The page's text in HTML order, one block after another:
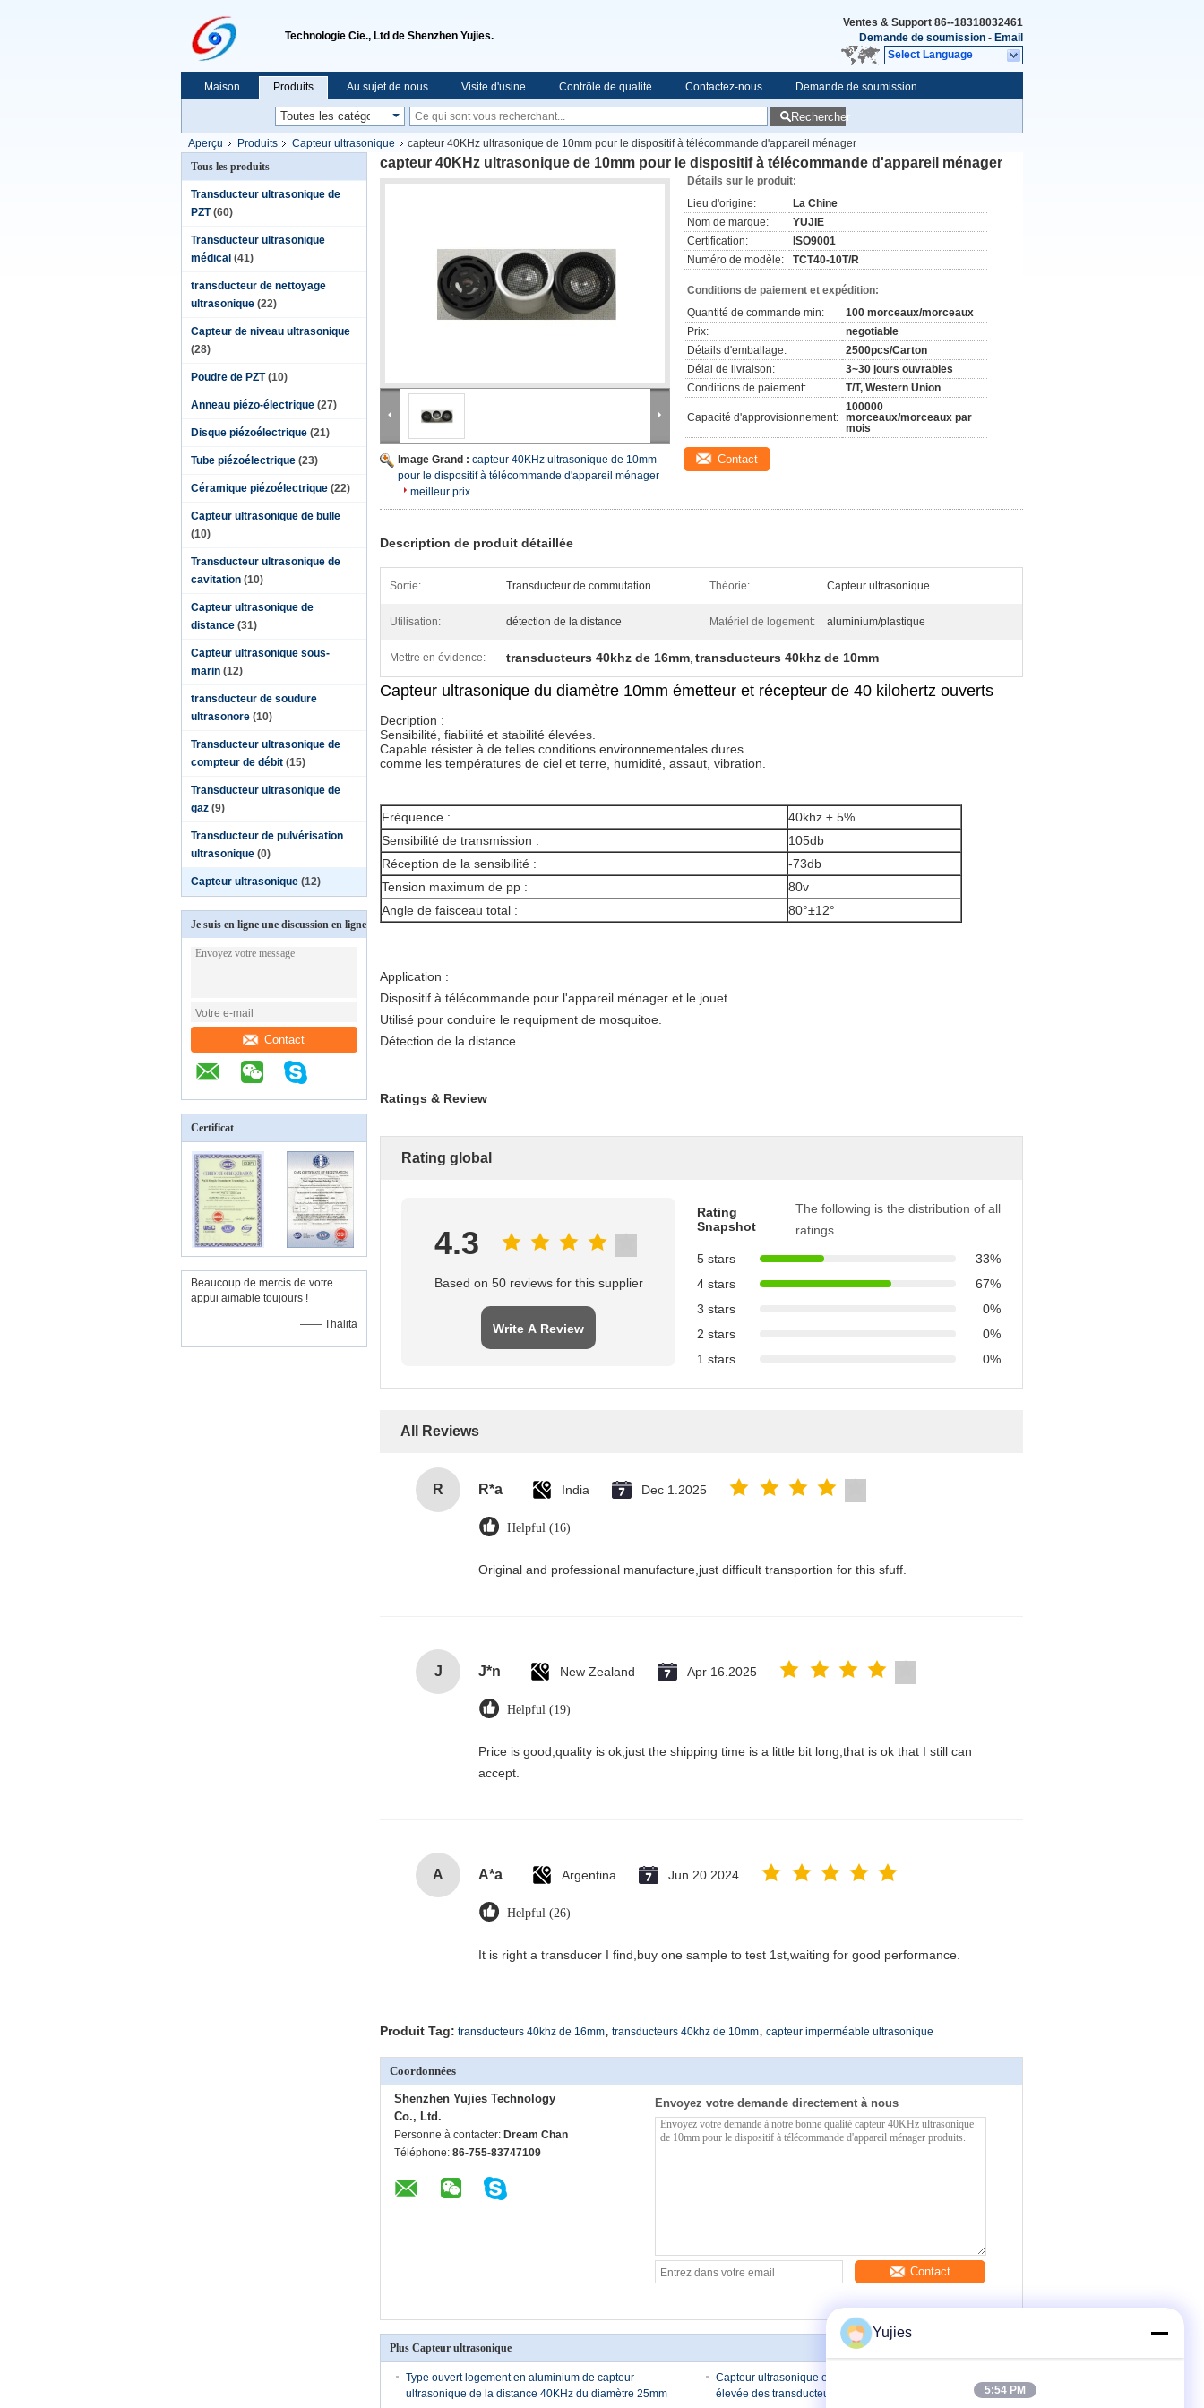
Technologie Cie., Ltd de Shenzhen Yujies.
Ventes & Support 86--18318032461
Demande de soumission - Email
Select Language
Maison Produits Au sujet de nous Visite d'usine Contrôle de qualité Contactez-nous Demande de soumission
Rechercher
Aperçu Produits Capteur ultrasonique
capteur 40KHz ultrasonique de 10mm pour le dispositif à télécommande d'appareil ménager
Tous les produits
Transducteur ultrasonique de
PZT (60)
Transducteur ultrasonique
médical (41)
transducteur de nettoyage
ultrasonique (22)
Capteur de niveau ultrasonique
(28)
Poudre de PZT (10)
Anneau piézo-électrique (27)
Disque piézoélectrique (21)
Tube piézoélectrique (23)
Céramique piézoélectrique (22)
Capteur ultrasonique de bulle
(10)
Transducteur ultrasonique de
cavitation (10)
Capteur ultrasonique de
distance (31)
Capteur ultrasonique sous-
marin (12)
transducteur de soudure
ultrasonore (10)
Transducteur ultrasonique de
compteur de débit (15)
Transducteur ultrasonique de
gaz (9)
Transducteur de pulvérisation
ultrasonique (0)
Capteur ultrasonique (12)
Je suis en ligne une discussion en ligne
Contact
Certificat
Beaucoup de mercis de votre
appui aimable toujours !
—— Thalita
capteur 40KHz ultrasonique de 10mm pour le dispositif à télécommande d'appareil ménager
Image Grand : capteur 40KHz ultrasonique de 10mm
pour le dispositif à télécommande d'appareil ménager
meilleur prix
Détails sur le produit:
Lieu d'origine:
La Chine
Nom de marque:
YUJIE
Certification:
ISO9001
Numéro de modèle:
TCT40-10T/R
Conditions de paiement et expédition:
Quantité de commande min:
100 morceaux/morceaux
Prix:
negotiable
Détails d'emballage:
2500pcs/Carton
Délai de livraison:
3~30 jours ouvrables
Conditions de paiement:
T/T, Western Union
Capacité d'approvisionnement:
100000
morceaux/morceaux par
mois
Contact
Description de produit détaillée
Sortie: Transducteur de commutation Théorie: Capteur ultrasonique
Utilisation: détection de la distance Matériel de logement: aluminium/plastique
Mettre en évidence: transducteurs 40khz de 16mm, transducteurs 40khz de 10mm
Capteur ultrasonique du diamètre 10mm émetteur et récepteur de 40 kilohertz ouverts
Decription :
Sensibilité, fiabilité et stabilité élevées.
Capable résister à de telles conditions environnementales dures
comme les températures de ciel et terre, humidité, assaut, vibration.
Fréquence :
40khz ± 5%
Sensibilité de transmission :
105db
Réception de la sensibilité :
-73db
Tension maximum de pp :
80v
Angle de faisceau total :
80°±12°
Application :
Dispositif à télécommande pour l'appareil ménager et le jouet.
Utilisé pour conduire le requipment de mosquitoe.
Détection de la distance
Ratings & Review
Rating global
4.3
Based on 50 reviews for this supplier
Write A Review
Rating
Snapshot
The following is the distribution of all
ratings
5 stars
33%
4 stars
67%
3 stars
0%
2 stars
0%
1 stars
0%
All Reviews
R R*a India Dec 1.2025
Helpful (16)
Original and professional manufacture,just difficult transportion for this sfuff.
J J*n New Zealand Apr 16.2025
Helpful (19)
Price is good,quality is ok,just the shipping time is a little bit long,that is ok that I still can
accept.
A A*a Argentina Jun 20.2024
Helpful (26)
It is right a transducer I find,buy one sample to test 1st,waiting for good performance.
Produit Tag: transducteurs 40khz de 16mm, transducteurs 40khz de 10mm, capteur imperméable ultrasonique
Coordonnées
Shenzhen Yujies Technology
Co., Ltd.
Personne à contacter: Dream Chan
Téléphone: 86-755-83747109
Envoyez votre demande directement à nous
Contact
Plus Capteur ultrasonique
Type ouvert logement en aluminium de capteur
ultrasonique de la distance 40KHz du diamètre 25mm
Capteur ultrasonique en aluminium stable, sensibilité
élevée des transducteurs 40khz de 16mm
Yujies
5:54 PM